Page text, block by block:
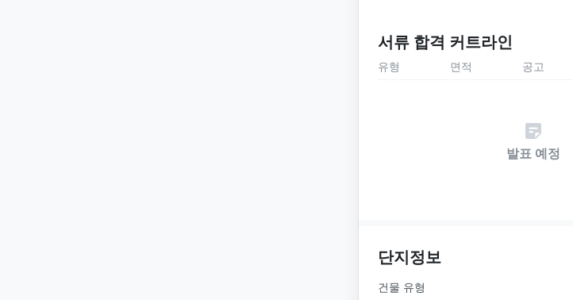
서류 합격 커트라인
유형 면적 공고
발표 예정
단지정보
건물 유형